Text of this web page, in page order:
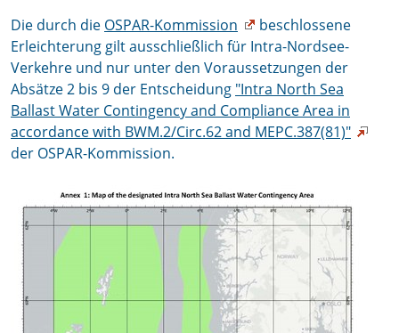
Die durch die OSPAR-Kommission
beschlossene
Erleichterung gilt ausschließlich für Intra-Nordsee-
Verkehre und nur unter den Voraussetzungen der
Absätze 2 bis 9 der Entscheidung "Intra North Sea
Ballast Water Contingency and Compliance Area in
accordance with BWM.2/Circ.62 and MEPC.387(81)"
der OSPAR-Kommission.